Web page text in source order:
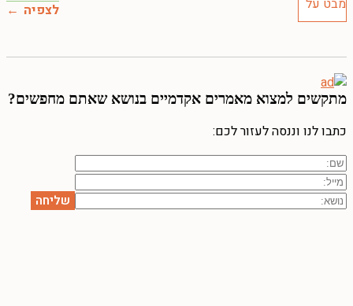
לצפיה
מתקשים למצוא מאמרים אקדמיים בנושא שאתם מחפשים?
כתבו לנו וננסה לעזור לכם: